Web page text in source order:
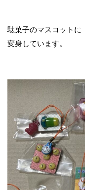
駄菓子のマスコットに
変身しています。